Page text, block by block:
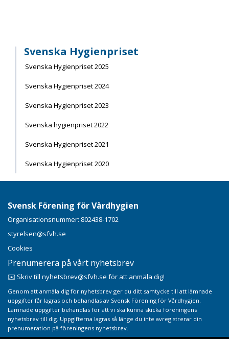
Svenska Hygienpriset
Svenska Hygienpriset 2025
Svenska Hygienpriset 2024
Svenska Hygienpriset 2023
Svenska hygienpriset 2022
Svenska Hygienpriset 2021
Svenska Hygienpriset 2020
Svensk Förening för Vårdhygien
Organisationsnummer: 802438-1702
styrelsen@sfvh.se
Cookies
Prenumerera på vårt nyhetsbrev
✉️ Skriv till nyhetsbrev@sfvh.se för att anmäla dig!
Genom att anmäla dig för nyhetsbrev ger du ditt samtycke till att lämnade
uppgifter får lagras och behandlas av Svensk Förening för Vårdhygien.
Lämnade uppgifter behandlas för att vi ska kunna skicka föreningens
nyhetsbrev till dig. Uppgifterna lagras så länge du inte avregistrerar din
prenumeration på föreningens nyhetsbrev.